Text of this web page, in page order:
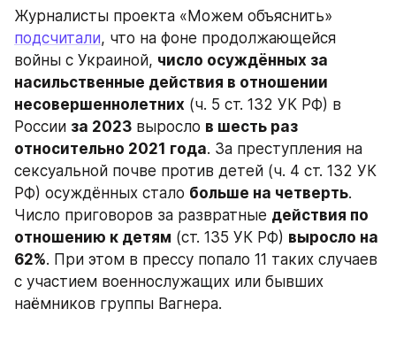
подсчитали, что на фоне продолжающейся
войны с Украиной, число осуждённых за
насильственные действия в отношении
несовершеннолетних (ч. 5 ст. 132 УК РФ) в
России за 2023 выросло в шесть раз
относительно 2021 года. За преступления на
сексуальной почве против детей (ч. 4 ст. 132 УК
РФ) осуждённых стало больше на четверть.
Число приговоров за развратные действия по
отношению к детям (ст. 135 УК РФ) выросло на
62%. При этом в прессу попало 11 таких случаев
с участием военнослужащих или бывших
наёмников группы Вагнера.